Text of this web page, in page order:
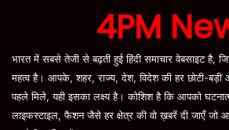
4PM
भारत में सबसे तेजी से बढ़ती हुई हिंदी समाचार वेबसाइट
महत्व है। आपके, शहर, राज्य, देश, विदेश की हर छोटी-
पहले मिले, यही इसका लक्ष्य है। कोशिश है कि आपको
लाइफस्टाइल, फैशन जैसे हर क्षेत्र की वो ख़बरें दी जाएँ जो